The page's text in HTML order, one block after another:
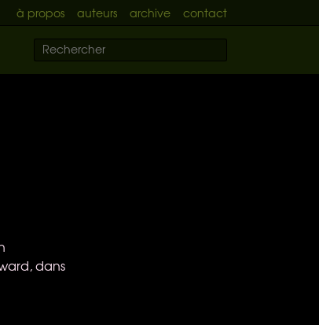
à propos auteurs archive contact
dans